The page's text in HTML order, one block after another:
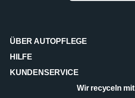
ÜBER AUTOPFLEGE
HILFE
KUNDENSERVICE
Wir recyceln mit